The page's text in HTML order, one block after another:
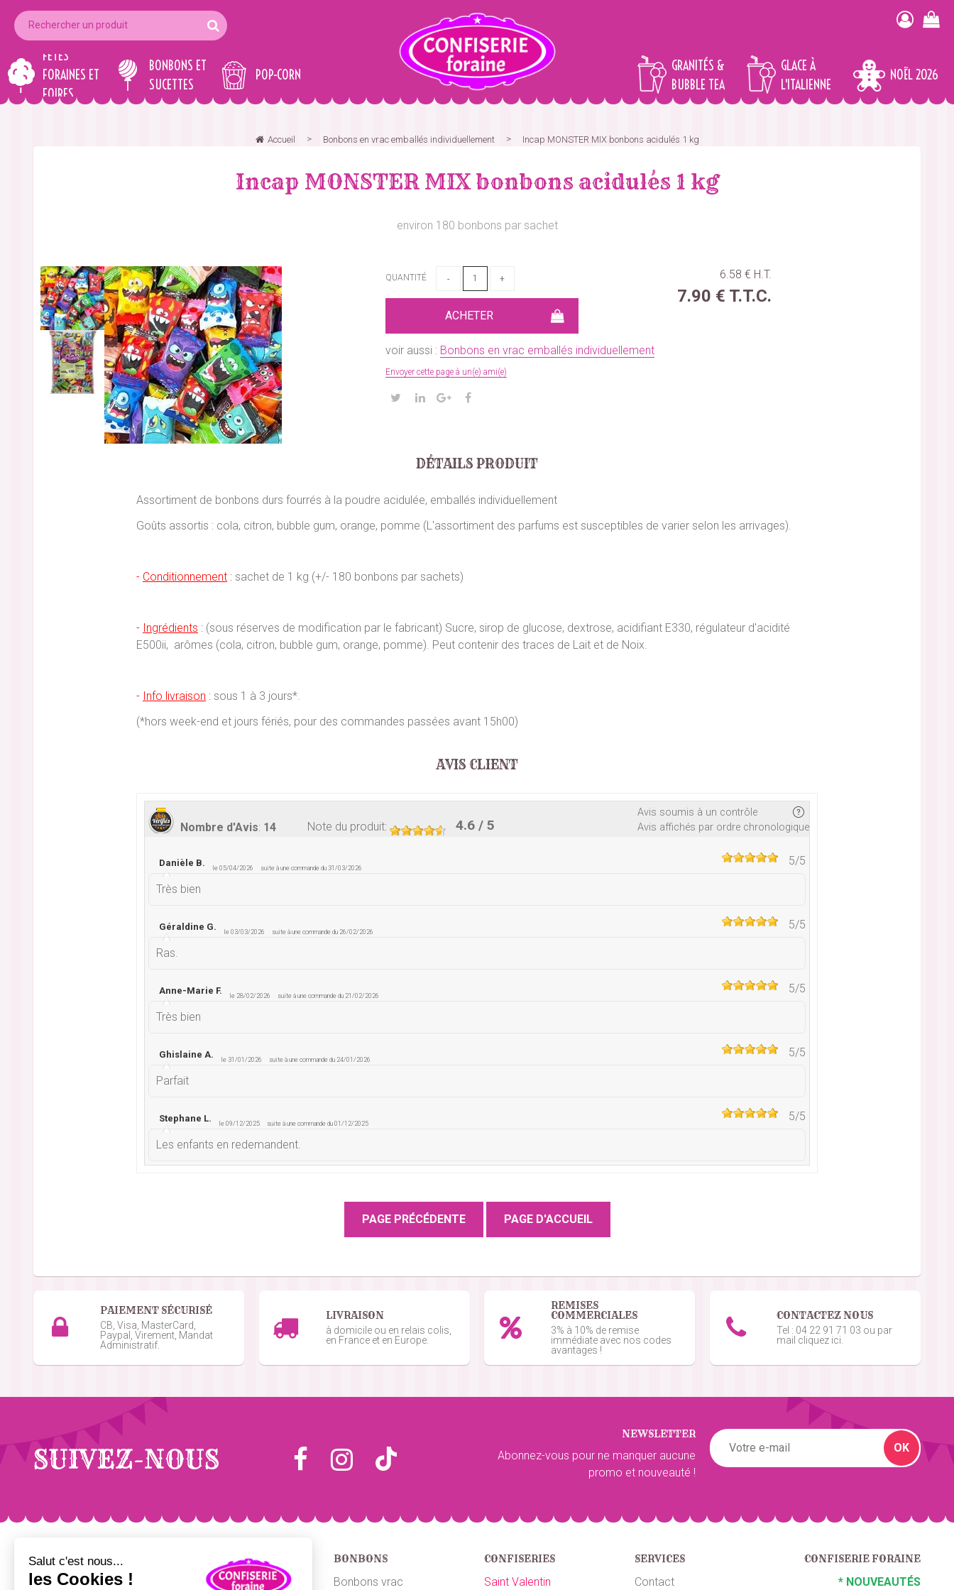
FÊTES
FORAINES ET
FOIRES
BONBONS ET
SUCETTES
POP-CORN
GRANITÉS &
BUBBLE TEA
GLACE À
L'ITALIENNE
NOËL 2026
Accueil Bonbons en vrac emballés individuellement Incap MONSTER MIX bonbons acidulés 1 kg
Incap MONSTER MIX bonbons acidulés 1 kg
environ 180 bonbons par sachet
6 .58 € H.T.
7.90 € T.T.C.
QUANTITÉ
voir aussi : Bonbons en vrac emballés individuellement
Envoyer cette page à un(e) ami(e)
DÉTAILS PRODUIT
Assortiment de bonbons durs fourrés à la poudre acidulée, emballés individuellement
Goûts assortis : cola, citron, bubble gum, orange, pomme (L'assortiment des parfums est susceptibles de varier selon les arrivages).
- Conditionnement : sachet de 1 kg (+/- 180 bonbons par sachets)
- Ingrédients : (sous réserves de modification par le fabricant) Sucre, sirop de glucose, dextrose, acidifiant E330, régulateur d'acidité
E500ii, arômes (cola, citron, bubble gum, orange, pomme). Peut contenir des traces de Lait et de Noix.
- Info livraison : sous 1 à 3 jours*.
(*hors week-end et jours fériés, pour des commandes passées avant 15h00)
AVIS CLIENT
Avis soumis à un contrôle
Avis affichés par ordre chronologique
Nombre d'Avis: 14 Note du produit: 4.6 / 5
Danièle B. le 05/04/2026 suite à une commande du 31/03/2026
5/5
Très bien
Géraldine G. le 03/03/2026 suite à une commande du 26/02/2026
5/5
Ras.
Anne-Marie F. le 28/02/2026 suite à une commande du 21/02/2026
5/5
Très bien
Ghislaine A. le 31/01/2026 suite à une commande du 24/01/2026
5/5
Parfait
Stephane L. le 09/12/2025 suite à une commande du 01/12/2025
5/5
Les enfants en redemandent.
Jeannette Arl N. suite à une commande du 03/10/2025
Impeccable
Acheté pour Halloween
En dessous de la qualité que j’attendais.je croyais que cela piquerai plus
le 16/09/2025 suite à une commande du 11/09/2025
/5
PAIEMENT SÉCURISÉ
CB, Visa, MasterCard,
Paypal, Virement, Mandat
Administratif.
LIVRAISON
à domicile ou en relais colis,
en France et en Europe.
REMISES
COMMERCIALES
3% à 10% de remise
immédiate avec nos codes
avantages !
CONTACTEZ NOUS
Tel : 04 22 91 71 03 ou par
mail cliquez ici.
SUIVEZ-NOUS
NEWSLETTER
Abonnez-vous pour ne manquer aucune
promo et nouveauté !
OK
FÊTE FORAINE
Sucre barbe à papa
POP CORN/ GRANITÉS
Pop-corn sucré / salé
BONBONS
Bonbons vrac
CONFISERIES
Saint Valentin
SERVICES
Contact
CONFISERIE FORAINE
* NOUVEAUTÉS